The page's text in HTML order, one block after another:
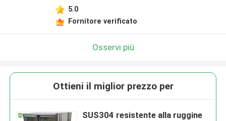
5.0
Fornitore verificato
Osservi più
Ottieni il miglior prezzo per
SUS304 resistente alla ruggine